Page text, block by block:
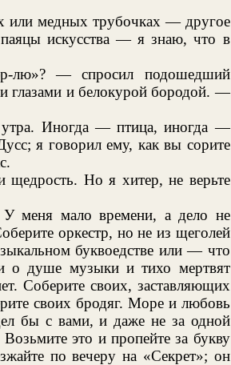
или медных трубочках — другое
искусства — я знаю, что в
лю»? — спросил подошедший
глазами и белокурой бородой. —
Иногда — птица, иногда —
я говорил ему, как вы сорите
Но я хитер, не верьте
меня мало времени, а дело не
оркестр, но не из щеголей
буквоедстве или — что
о душе музыки и тихо мертвят
Соберите своих, заставляющих
своих бродяг. Море и любовь
бы с вами, и даже не за одной
это и пропейте за букву
по вечеру на «Секрет»; он